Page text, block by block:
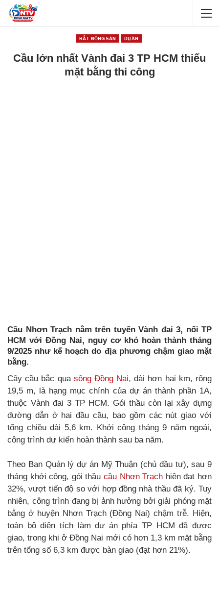
BẤT ĐỘNG SẢN DỰ ÁN
Cầu lớn nhất Vành đai 3 TP HCM thiếu
mặt bằng thi công
Cầu Nhơn Trạch nằm trên tuyến Vành đai 3, nối TP
HCM với Đồng Nai, nguy cơ khó hoàn thành tháng
9/2025 như kế hoạch do địa phương chậm giao mặt
bằng.
Cây cầu bắc qua sông Đồng Nai, dài hơn hai km, rộng
19,5 m, là hạng mục chính của dự án thành phần 1A,
thuộc Vành đai 3 TP HCM. Gói thầu còn lại xây dựng
đường dẫn ở hai đầu cầu, bao gồm các nút giao với
tổng chiều dài 5,6 km. Khởi công tháng 9 năm ngoái,
công trình dự kiến hoàn thành sau ba năm.
Theo Ban Quản lý dự án Mỹ Thuận (chủ đầu tư), sau 9
tháng khởi công, gói thầu cầu Nhơn Trạch hiện đạt hơn
32%, vượt tiến độ so với hợp đồng nhà thầu đã ký. Tuy
nhiên, công trình đang bị ảnh hưởng bởi giải phóng mặt
bằng ở huyện Nhơn Trạch (Đồng Nai) chậm trễ. Hiện,
toàn bộ diện tích làm dự án phía TP HCM đã được
giao, trong khi ở Đồng Nai mới có hơn 1,3 km mặt bằng
trên tổng số 6,3 km được bàn giao (đạt hơn 21%).